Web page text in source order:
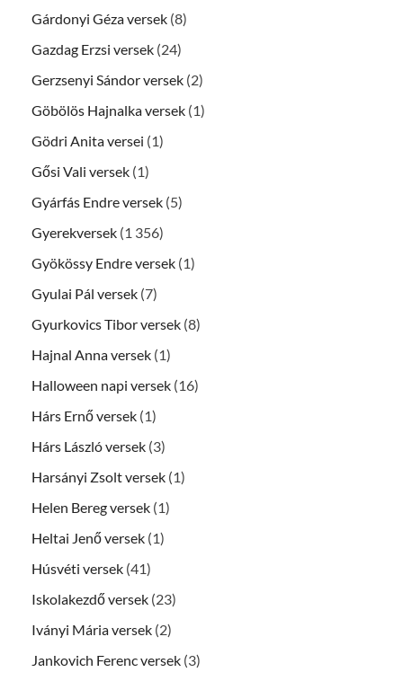
Gárdonyi Géza versek (8)
Gazdag Erzsi versek (24)
Gerzsenyi Sándor versek (2)
Göbölös Hajnalka versek (1)
Gödri Anita versei (1)
Gősi Vali versek (1)
Gyárfás Endre versek (5)
Gyerekversek (1 356)
Gyökössy Endre versek (1)
Gyulai Pál versek (7)
Gyurkovics Tibor versek (8)
Hajnal Anna versek (1)
Halloween napi versek (16)
Hárs Ernő versek (1)
Hárs László versek (3)
Harsányi Zsolt versek (1)
Helen Bereg versek (1)
Heltai Jenő versek (1)
Húsvéti versek (41)
Iskolakezdő versek (23)
Iványi Mária versek (2)
Jankovich Ferenc versek (3)